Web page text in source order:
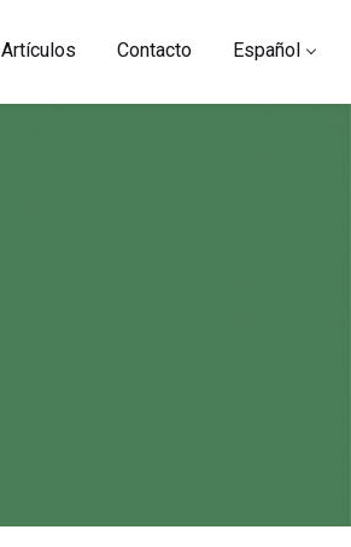
Artículos Contacto Español